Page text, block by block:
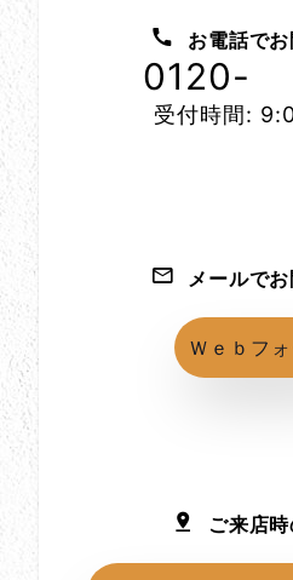
お電話で
0120-
受付時間:
メールで
Ｗｅｂフ
ご来店